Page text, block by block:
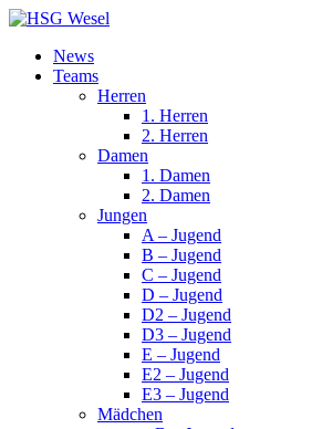
News
Teams
Herren
1. Herren
2. Herren
Damen
1. Damen
2. Damen
Jungen
A – Jugend
B – Jugend
C – Jugend
D – Jugend
D2 – Jugend
D3 – Jugend
E – Jugend
E2 – Jugend
E3 – Jugend
Mädchen